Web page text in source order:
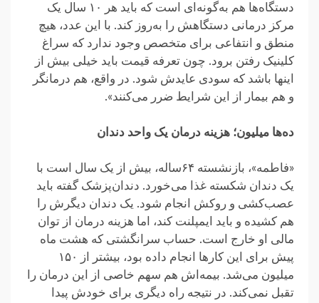
دستگاه‌ها هم به‌گونه‌ای است که باید هر ۱۰ سال یک
مرکز درمانی دستگاهش را به‌روز کند. با این عدد، هیچ
منطق و انتفاعی برای متخصص وجود ندارد که سراغ
کلینیک ‌رفتن برود. چون تعرفه قیمت باید خیلی بیش از
اینها باشد که سودی عایدش شود. در واقع، هم درمانگر
و هم بیمار‌ از این شرایط ضرر می‌کنند».
ده‌ها میلیون؛ هزینه درمان یک واحد دندان
«فاطمه»، بازنشسته ۶۴ساله، بیش از یک سال است با
یک دندان شکسته غذا می‌خورد. دندان‌پزشک گفته باید
عصب‌کشی و روکش انجام شود. یک دندان دیگرش را
هم کشیده و باید ایمپلنت کند، اما هزینه درمان از توان
مالی او خارج است. حساب سرانگشتی که هشت ماه
پیش برای این کارها انجام داده بود، بیشتر از ۱۵۰
میلیون می‌شد. بیمه‌اش هم سهم خاصی از این درمان را
تقبل نمی‌کند. در نتیجه راه دیگری برای خودش پیدا